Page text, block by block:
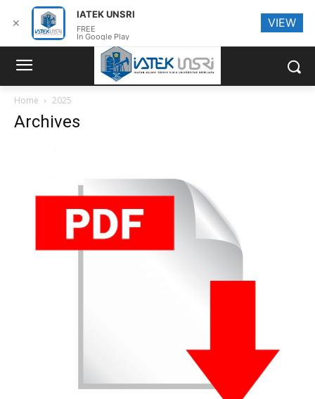
Home 2025
Archives
✕
IATEK UNSRI
FREE
In Google Play
VIEW